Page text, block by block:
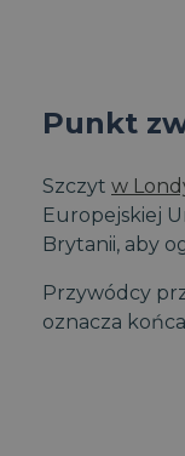
Punkt
Szczyt w
Europejskiej
Brytanii, aby
Przywódcy
oznacza